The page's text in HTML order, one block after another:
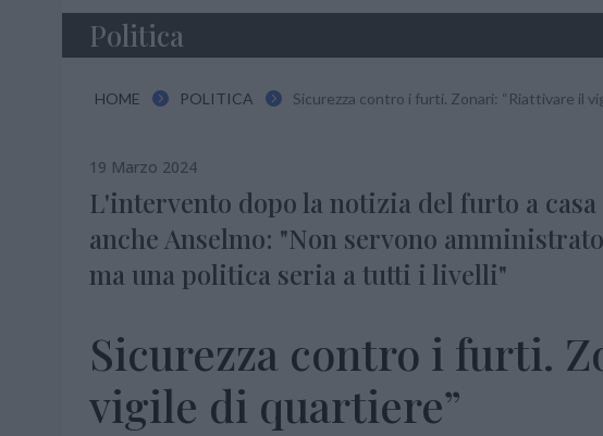
Politica
HOME  POLITICA  Sicurezza contro i furti. Zonari: “Riattivare il
19 Marzo 2024
L'intervento dopo la notizia del furto a
anche Anselmo: "Non servono
ma una politica seria a tutti i livelli"
Sicurezza contro i furti.
vigile di quartiere”